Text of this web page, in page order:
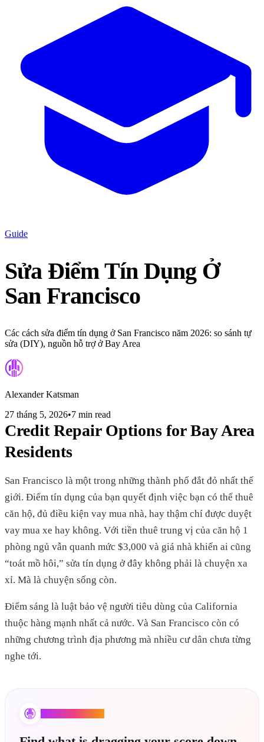
Guide
Sửa Điểm Tín Dụng Ở
San Francisco
Các cách sửa điểm tín dụng ở San Francisco năm 2026: so sánh tự
sửa (DIY), nguồn hỗ trợ ở Bay Area
Alexander Katsman
27 tháng 5, 2026•7 min read
Credit Repair Options for Bay Area
Residents
San Francisco là một trong những thành phố đắt đỏ nhất thế
giới. Điểm tín dụng của bạn quyết định việc bạn có thể thuê
căn hộ, đủ điều kiện vay mua nhà, hay thậm chí được duyệt
vay mua xe hay không. Với tiền thuê trung vị của căn hộ 1
phòng ngủ vẫn quanh mức $3,000 và giá nhà khiến ai cũng
“toát mồ hôi,” sửa tín dụng ở đây không phải là chuyện xa
xỉ. Mà là chuyện sống còn.
Điểm sáng là luật bảo vệ người tiêu dùng của California
thuộc hàng mạnh nhất cả nước. Và San Francisco còn có
những chương trình địa phương mà nhiều cư dân chưa từng
nghe tới.